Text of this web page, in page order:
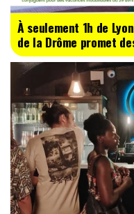
À seulement 1h de
de la Drôme promet